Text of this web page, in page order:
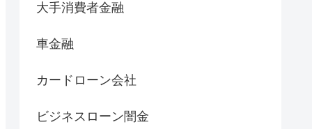
大手消費者金融
車金融
カードローン会社
ビジネスローン闇金